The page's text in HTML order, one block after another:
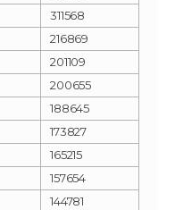
311568
216869
201109
200655
188645
173827
165215
157654
144781